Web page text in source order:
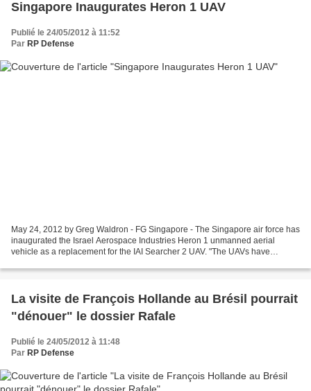
Singapore Inaugurates Heron 1 UAV
Publié le 24/05/2012 à 11:52
Par RP Defense
May 24, 2012 by Greg Waldron - FG Singapore - The Singapore air force has
inaugurated the Israel Aerospace Industries Heron 1 unmanned aerial
vehicle as a replacement for the IAI Searcher 2 UAV. "The UAVs have
La visite de François Hollande au Brésil pourrait
"dénouer" le dossier Rafale
Publié le 24/05/2012 à 11:48
Par RP Defense